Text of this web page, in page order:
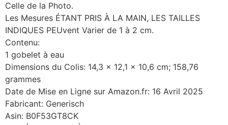
Celle de la Photo.
Les Mesures ÉTANT PRIS À LA MAIN, LES TAILLES
INDIQUES PEUvent Varier de 1 à 2 cm.
Contenu:
1 gobelet à eau
Dimensions du Colis: 14,3 x 12,1 x 10,6 cm; 158,76
grammes
Date de Mise en Ligne sur Amazon.fr: 16 Avril 2025
Fabricant: Generisch
Asin: B0F53GT8CK